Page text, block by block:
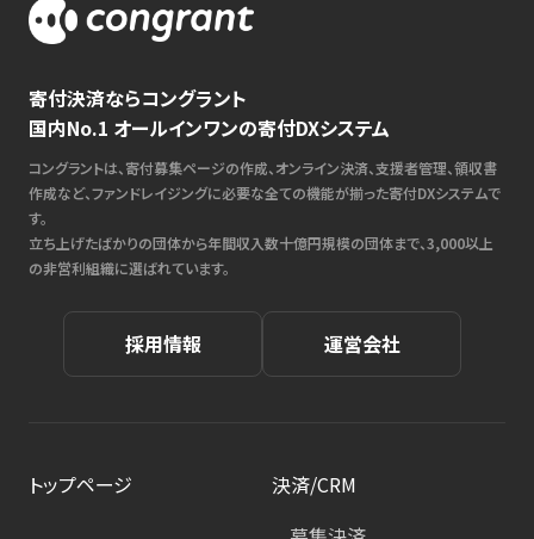
寄付決済ならコングラント
国内No.1 オールインワンの寄付DXシステム
コングラントは、寄付募集ページの作成、オンライン決済、支援者管理、領収書
作成など、ファンドレイジングに必要な全ての機能が揃った寄付DXシステムで
す。
立ち上げたばかりの団体から年間収入数十億円規模の団体まで、3,000以上
の非営利組織に選ばれています。
採用情報 運営会社
トップページ
決済/CRM